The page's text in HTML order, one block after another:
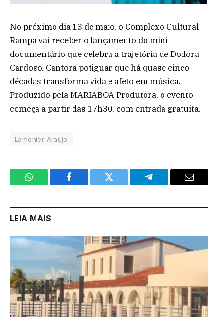
No próximo dia 13 de maio, o Complexo Cultural
Rampa vai receber o lançamento do mini
documentário que celebra a trajetória de Dodora
Cardoso. Cantora potiguar que há quase cinco
décadas transforma vida e afeto em música.
Produzido pela MARIABOA Produtora, o evento
começa a partir das 17h30, com entrada gratuita.
Lamonier Araújo
WhatsApp Facebook Twitter Telegram Email
LEIA MAIS